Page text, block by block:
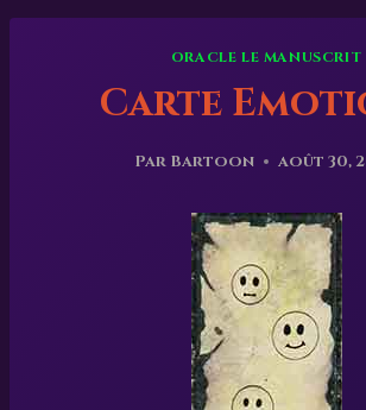
ORACLE LE MANUSCRIT
Carte
Par Bartoon août 30,